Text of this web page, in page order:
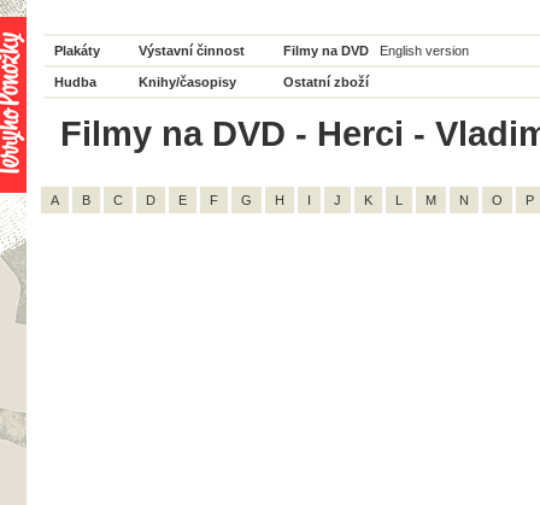
Plakáty Výstavní činnost Filmy na DVD English version
Hudba Knihy/časopisy Ostatní zboží
Filmy na DVD - Herci -
A B C D E F G H I J K L M N O P